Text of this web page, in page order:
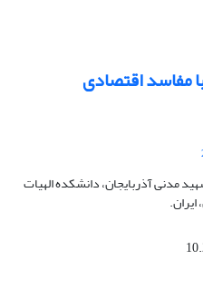
مفاسد اقتصادی
مدنی آذربایجان، دانشکده الهیات